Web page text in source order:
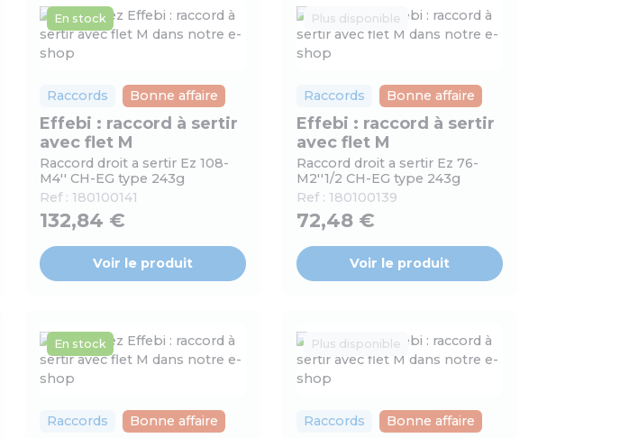
En stock
Raccords Bonne affaire
Effebi : raccord à sertir
avec flet M
Raccord droit a sertir Ez 108-
M4'' CH-EG type 243g
Ref : 180100141
132,84 €
Voir le produit
Plus disponible
Raccords Bonne affaire
Effebi : raccord à sertir
avec flet M
Raccord droit a sertir Ez 76-
M2''1/2 CH-EG type 243g
Ref : 180100139
72,48 €
Voir le produit
En stock
Raccords Bonne affaire
Plus disponible
Raccords Bonne affaire